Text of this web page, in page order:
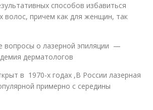
способов избавиться
волос, причем как для женщин, так
вопросы о лазерной эпиляции —
дерматологов
в 1970-х годах ,В России лазерная
примерно с середины